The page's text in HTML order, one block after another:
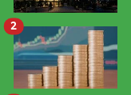
2